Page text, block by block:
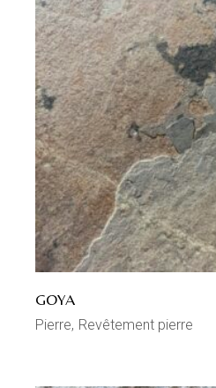
GOYA
Pierre Revêtement pierre